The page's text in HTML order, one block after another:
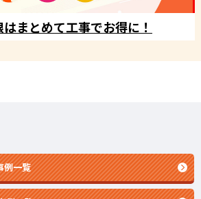
まとめて工事でお得に！
例一覧